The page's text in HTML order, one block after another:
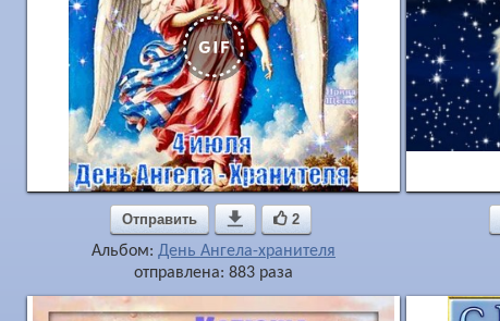
Отправить  2
Альбом: День Ангела-хранителя
отправлена: 883 раза